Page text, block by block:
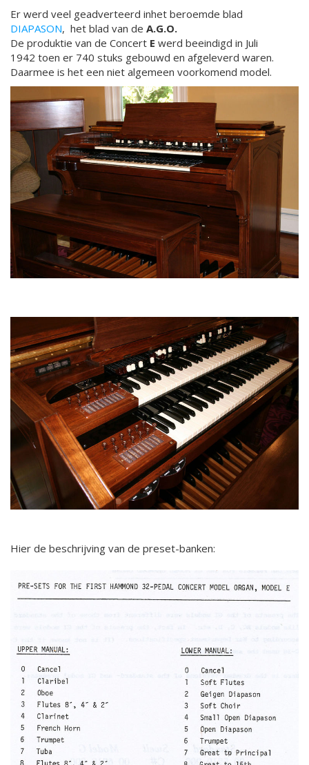
Er werd veel geadverteerd inhet beroemde blad
DIAPASON, het blad van de A.G.O.
De produktie van de Concert E werd beeindigd in Juli
1942 toen er 740 stuks gebouwd en afgeleverd waren.
Daarmee is het een niet algemeen voorkomend model.
Hier de beschrijving van de preset-banken: